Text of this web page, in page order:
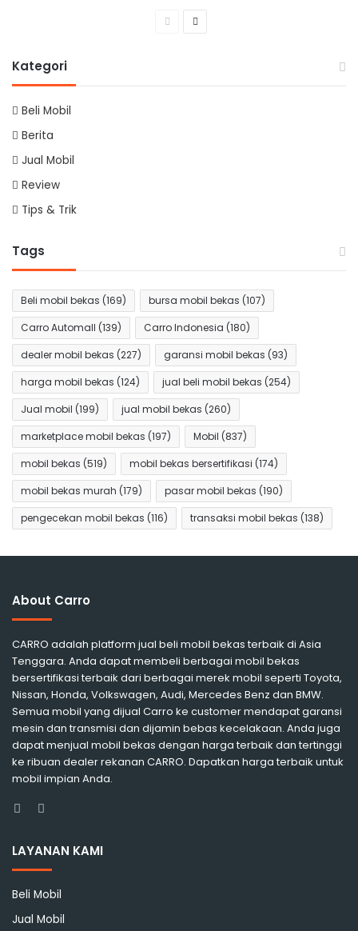
PreviousNext
Kategori
Beli Mobil
Berita
Jual Mobil
Review
Tips & Trik
Tags
Beli mobil bekas (169) bursa mobil bekas (107)
Carro Automall (139) Carro Indonesia (180)
dealer mobil bekas (227) garansi mobil bekas (93)
harga mobil bekas (124) jual beli mobil bekas (254)
Jual mobil (199) jual mobil bekas (260)
marketplace mobil bekas (197) Mobil (837)
mobil bekas (519) mobil bekas bersertifikasi (174)
mobil bekas murah (179) pasar mobil bekas (190)
pengecekan mobil bekas (116) transaksi mobil bekas (138)
About Carro
CARRO adalah platform jual beli mobil bekas terbaik di Asia
Tenggara. Anda dapat membeli berbagai mobil bekas
bersertifikasi terbaik dari berbagai merek mobil seperti Toyota,
Nissan, Honda, Volkswagen, Audi, Mercedes Benz dan BMW.
Semua mobil yang dijual Carro ke customer mendapat garansi
mesin dan transmisi dan dijamin bebas kecelakaan. Anda juga
dapat menjual mobil bekas dengan harga terbaik dan tertinggi
ke ribuan dealer rekanan CARRO. Dapatkan harga terbaik untuk
mobil impian Anda.
Facebook
Instagram
LAYANAN KAMI
Beli Mobil
Jual Mobil